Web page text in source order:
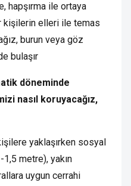
hapşırma ile ortaya
kişilerin elleri ile temas
burun veya göz
bulaşır
döneminde
nasıl koruyacağız,
yaklaşırken sosyal
metre), yakın
uygun cerrahi